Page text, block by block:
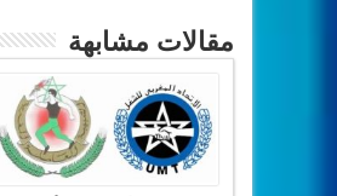
مقالات مشابهة